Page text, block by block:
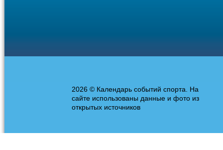
2026 © Календарь событий спорта. На
сайте использованы данные и фото из
открытых источников